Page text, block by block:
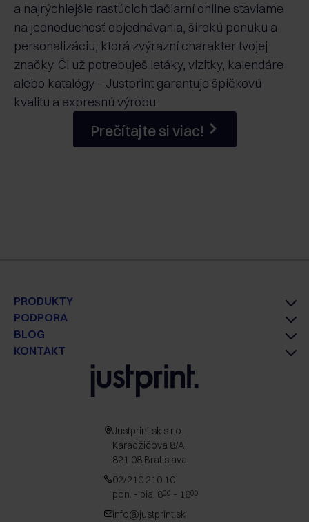
a najrýchlejšie rastúcich tlačiarní online staviame
na jednoduchosť objednávania, širokú ponuku a
personalizáciu, ktorá zvýrazní charakter tvojej
značky. Či už potrebuješ letáky, vizitky, kalendáre
alebo katalógy – Justprint garantuje špičkovú
kvalitu a expresnú výrobu.
Prečítajte si viac!
PRODUKTY
PODPORA
BLOG
KONTAKT
Justprint.sk s.r.o.
Karadžičova 8/A
821 08 Bratislava
02/210 210 10
pon. - pia. 800 - 1600
info@justprint.sk